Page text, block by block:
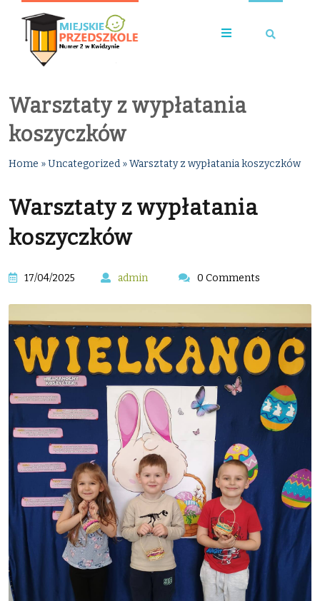
Warsztaty z wypłatania
koszyczków
Home »Uncategorized »Warsztaty z wypłatania koszyczków
Warsztaty z wypłatania
koszyczków
17/04/2025 admin 0 Comments